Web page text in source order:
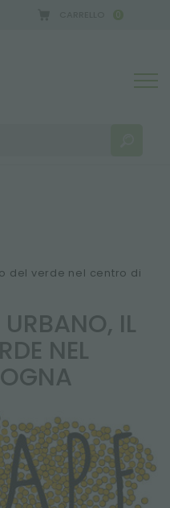
0
del verde nel centro di
IL
NEL